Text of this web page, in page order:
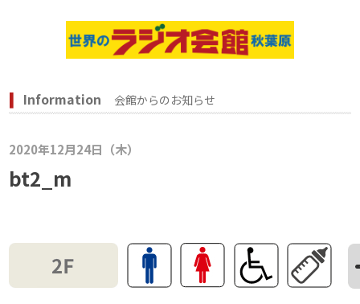
Information 会館からのお知らせ
2020年12月24日（木）
bt2_m